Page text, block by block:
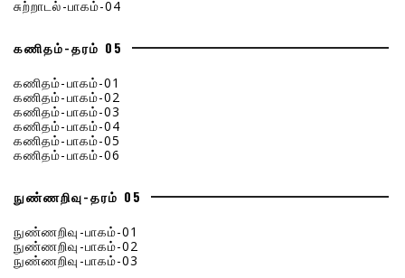
சுற்றாடல்-பாகம்-04
கணிதம்-தரம் 05
கணிதம்-பாகம்-01
கணிதம்-பாகம்-02
கணிதம்-பாகம்-03
கணிதம்-பாகம்-04
கணிதம்-பாகம்-05
கணிதம்-பாகம்-06
நுண்ணறிவு-தரம் 05
நுண்ணறிவு-பாகம்-01
நுண்ணறிவு-பாகம்-02
நுண்ணறிவு-பாகம்-03